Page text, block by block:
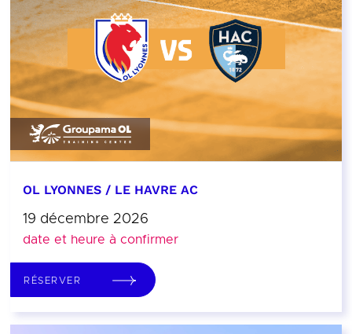
OL LYONNES / LE HAVRE AC
19 décembre 2026
date et heure à confirmer
RÉSERVER